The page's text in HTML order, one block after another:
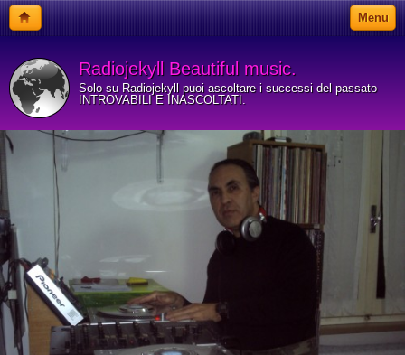
Menu
Radiojekyll Beautiful music.
Solo su Radiojekyll puoi ascoltare i successi del passato
INTROVABILI E INASCOLTATI.